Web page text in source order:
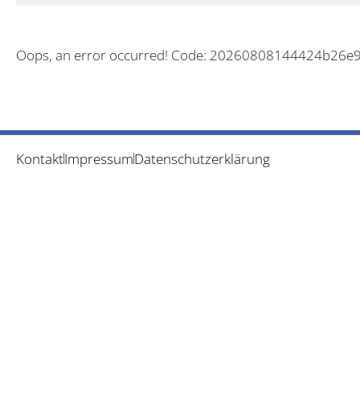
Oops, an error occurred! Code:
KontaktImpressumDatenschutzerklärung